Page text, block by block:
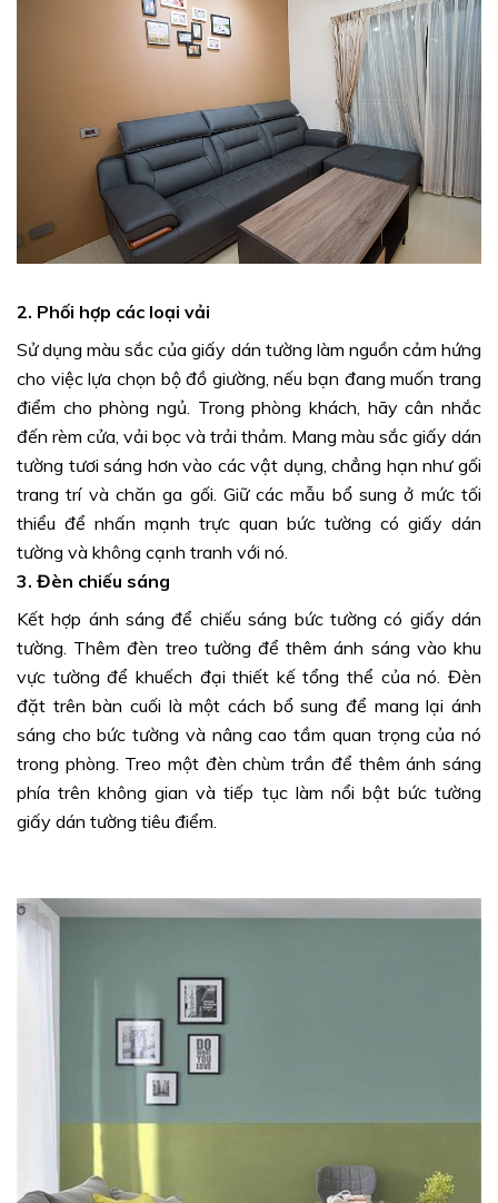
2. Phối hợp các loại vải
Sử dụng màu sắc của giấy dán tường làm nguồn cảm hứng
cho việc lựa chọn bộ đồ giường, nếu bạn đang muốn trang
điểm cho phòng ngủ. Trong phòng khách, hãy cân nhắc
đến rèm cửa, vải bọc và trải thảm. Mang màu sắc giấy dán
tường tươi sáng hơn vào các vật dụng, chẳng hạn như gối
trang trí và chăn ga gối. Giữ các mẫu bổ sung ở mức tối
thiểu để nhấn mạnh trực quan bức tường có giấy dán
tường và không cạnh tranh với nó.
3. Đèn chiếu sáng
Kết hợp ánh sáng để chiếu sáng bức tường có giấy dán
tường. Thêm đèn treo tường để thêm ánh sáng vào khu
vực tường để khuếch đại thiết kế tổng thể của nó. Đèn
đặt trên bàn cuối là một cách bổ sung để mang lại ánh
sáng cho bức tường và nâng cao tầm quan trọng của nó
trong phòng. Treo một đèn chùm trần để thêm ánh sáng
phía trên không gian và tiếp tục làm nổi bật bức tường
giấy dán tường tiêu điểm.